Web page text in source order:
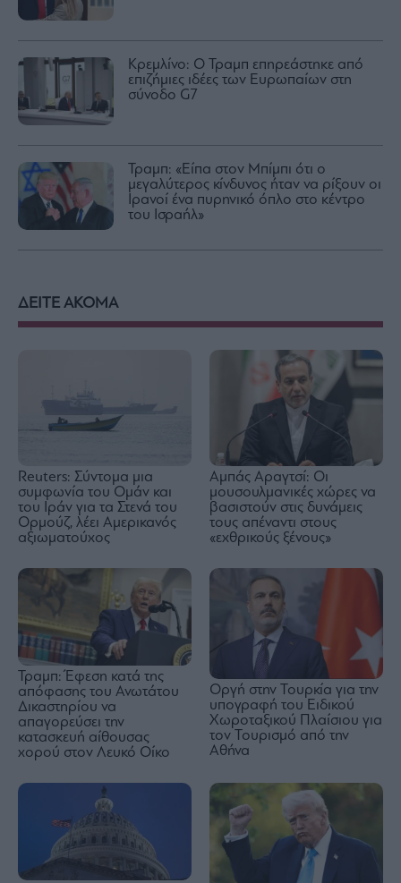
Κρεμλίνο: Ο Τραμπ επηρεάστηκε από
επιζήμιες ιδέες των Ευρωπαίων στη
σύνοδο G7
Τραμπ: «Είπα στον Μπίμπι ότι ο
μεγαλύτερος κίνδυνος ήταν να ρίξουν οι
Ιρανοί ένα πυρηνικό όπλο στο κέντρο
του Ισραήλ»
ΔΕΙΤΕ ΑΚΟΜΑ
Reuters: Σύντομα μια
συμφωνία του Ομάν και
του Ιράν για τα Στενά του
Ορμούζ, λέει Αμερικανός
αξιωματούχος
Αμπάς Αραγτσί: Οι
μουσουλμανικές χώρες να
βασιστούν στις δυνάμεις
τους απέναντι στους
«εχθρικούς ξένους»
Τραμπ: Έφεση κατά της
απόφασης του Ανωτάτου
Δικαστηρίου να
απαγορεύσει την
κατασκευή αίθουσας
χορού στον Λευκό Οίκο
Οργή στην Τουρκία για την
υπογραφή του Ειδικού
Χωροταξικού Πλαίσιου για
τον Τουρισμό από την
Αθήνα